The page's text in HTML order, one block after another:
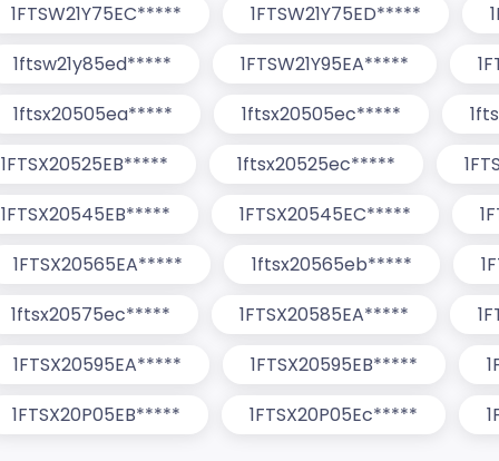
1FTSW21Y75EC***** 1FTSW21Y75ED*****
1ftsw21y85ed***** 1FTSW21Y95EA*****
1ftsx20505ea***** 1ftsx20505ec*****
1FTSX20525EB***** 1ftsx20525ec*****
1FTSX20545EB***** 1FTSX20545EC*****
1FTSX20565EA***** 1ftsx20565eb*****
1ftsx20575ec***** 1FTSX20585EA*****
1FTSX20595EA***** 1FTSX20595EB*****
1FTSX20P05EB***** 1FTSX20P05Ec*****